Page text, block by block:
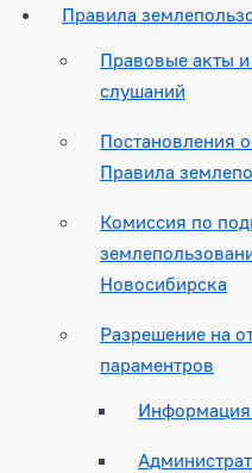
Правила
Правовые акты
слушаний
Постановления
Правила
Комиссия по
Новосибирска
Разрешение на
параментров
Информация